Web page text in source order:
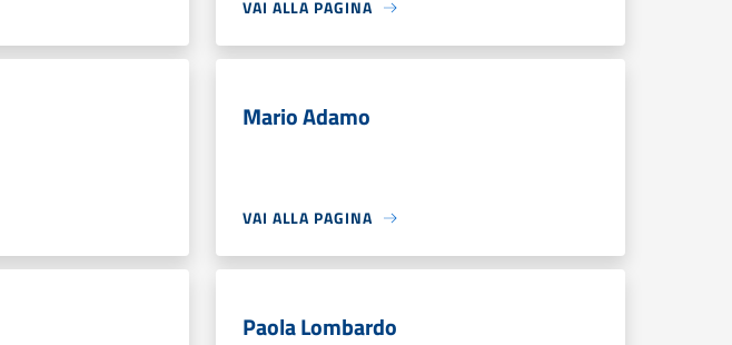
VAI ALLA PAGINA
Mario Adamo
VAI ALLA PAGINA
Paola Lombardo